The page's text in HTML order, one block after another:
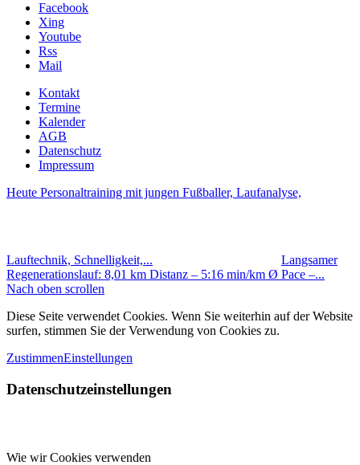
Facebook
Xing
Youtube
Rss
Mail
Kontakt
Termine
Kalender
AGB
Datenschutz
Impressum
Heute Personaltraining mit jungen Fußballer, Laufanalyse,
Lauftechnik, Schnelligkeit,...
Langsamer
Regenerationslauf: 8,01 km Distanz – 5:16 min/km Ø Pace –...
Nach oben scrollen
Diese Seite verwendet Cookies. Wenn Sie weiterhin auf der Website
surfen, stimmen Sie der Verwendung von Cookies zu.
ZustimmenEinstellungen
Datenschutzeinstellungen
Wie wir Cookies verwenden